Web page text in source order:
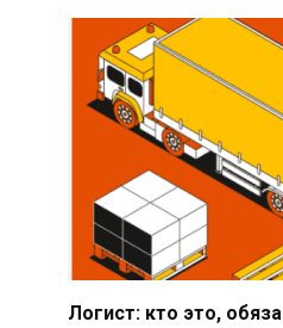
Логист: кто это,